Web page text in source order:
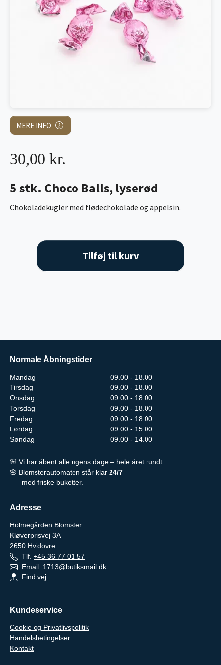
MERE INFO
5 stk. Choco Balls, lyserød
Chokoladekugler med flødechokolade og appelsin.
30,00 kr.
Tilføj til kurv
Normale Åbningstider
Mandag
09.00 - 18.00
Tirsdag
09.00 - 18.00
Onsdag
09.00 - 18.00
Torsdag
09.00 - 18.00
Fredag
09.00 - 18.00
Lørdag
09.00 - 15.00
Søndag
09.00 - 14.00
🌸 Vi har åbent alle ugens dage – hele året rundt.
🌸 Blomsterautomaten står klar 24/7
med friske buketter.
Adresse
Holmegården Blomster
Kløverprisvej 3A
2650 Hvidovre
Tlf. +45 36 77 01 57
Email: 1713@butiksmail.dk
Find vej
Kundeservice
Cookie og Privatlivspolitik
Handelsbetingelser
Kontakt